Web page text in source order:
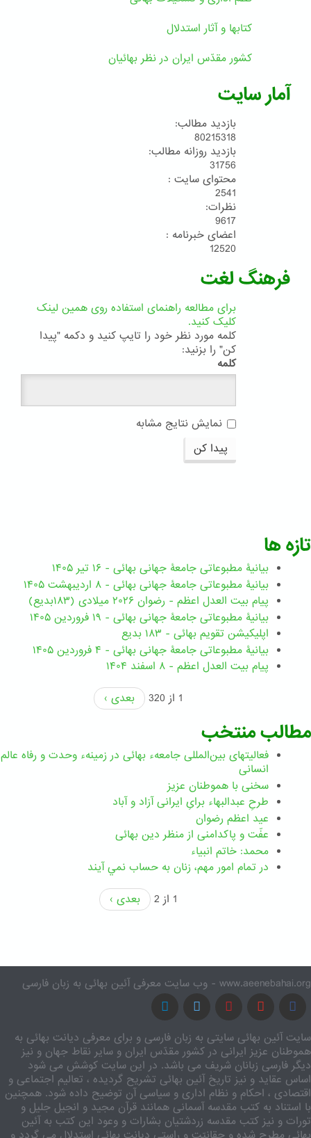
کتابها و آثار استدلال
کشور مقدّس ایران در نظر بهائیان
آمار سایت
بازدید مطالب:
80215318
بازدید روزانه مطالب:
31756
محتوای سایت :
2541
نظرات:
9617
اعضای خبرنامه :
12520
فرهنگ لغت
برای مطالعه راهنمای استفاده روی همین لینک
کلیک کنید.
کلمه مورد نظر خود را تایپ کنید و دکمه "پیدا
کن" را بزنید:
کلمه
نمایش نتایج مشابه
پیدا کن
تازه ها
بیانیۀ مطبوعاتی جامعۀ جهانی بهائی - ۱۶ تیر ۱۴۰۵
بیانیۀ مطبوعاتی جامعۀ جهانی بهائی - ۸ اردیبهشت ۱۴۰۵
پیام بیت العدل اعظم - رضوان ۲۰۲۶ میلادی (۱۸۳بدیع)
بیانیۀ مطبوعاتی جامعۀ جهانی بهائی - ۱۹ فروردین ۱۴۰۵
اپلیکیشن تقویم بهائی - ۱۸۳ بدیع
بیانیۀ مطبوعاتی جامعۀ جهانی بهائی - ۴ فروردین ۱۴۰۵
پیام بیت العدل اعظم - ۸ اسفند ۱۴۰۴
1 از 320
بعدی ›
مطالب منتخب
فعالیتهای بین‌المللی جامعهء بهائی در زمینهء وحدت و رفاه عالم
انسانی
سخنی با هموطنان عزیز
طرحِ عبدالبهاء برایِ ایرانی آزاد و آباد
عید اعظم رضوان
عفّت و پاکدامنی از منظر دین بهائی
محمد: خاتم انبیاء
در تمام امور مهم،‌ زنان به حساب نمي آيند
1 از 2
بعدی ›
www.aeenebahai.org - وب سایت معرفی آئین بهائی به زبان فارسی
سایت آئین بهائی سایتی به زبان فارسی و برای معرفی دیانت بهائی به
هموطنان عزیز ایرانی در کشور مقدّس ایران و سایر نقاط جهان و نیز
دیگر فارسی زبانان شریف می باشد. در این سایت کوشش می شود
اساس عقاید و نیز تاریخ آئین بهائی تشریح گردیده ، تعالیم اجتماعی و
اقتصادی ، احکام و نظام اداری و سیاسی آن توضیح داده شود. همچنین
با استناد به کتب مقدسه آسمانی همانند قرآن مجید و انجیل جلیل و
تورات و نیز کتب مقدسه زردشتیان بشارات و وعود این کتب به آئین